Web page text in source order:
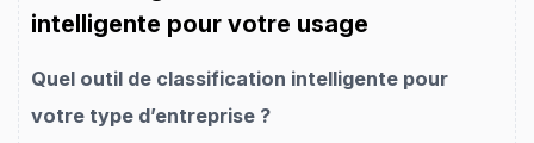
intelligente pour votre usage
Quel outil de classification intelligente pour
votre type d’entreprise ?